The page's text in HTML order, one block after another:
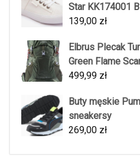
Star KK174001
139,00 zł
Elbrus Plecak
Green Flame
499,99 zł
Buty męskie
sneakersy
269,00 zł